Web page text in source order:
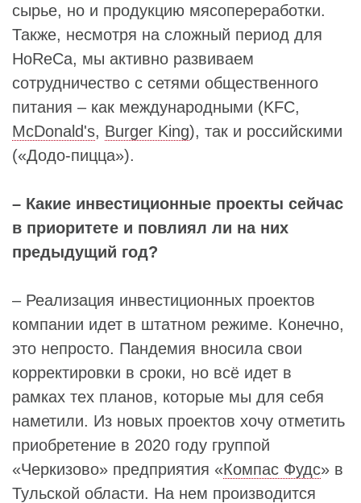
сырье, но и продукцию мясопереработки.
Также, несмотря на сложный период для
HoReCa, мы активно развиваем
сотрудничество с сетями общественного
питания – как международными (KFC,
McDonald's, Burger King), так и российскими
(«Додо-пицца»).
– Какие инвестиционные проекты сейчас
в приоритете и повлиял ли на них
предыдущий год?
– Реализация инвестиционных проектов
компании идет в штатном режиме. Конечно,
это непросто. Пандемия вносила свои
корректировки в сроки, но всё идет в
рамках тех планов, которые мы для себя
наметили. Из новых проектов хочу отметить
приобретение в 2020 году группой
«Черкизово» предприятия «Компас Фудс» в
Тульской области. На нем производится